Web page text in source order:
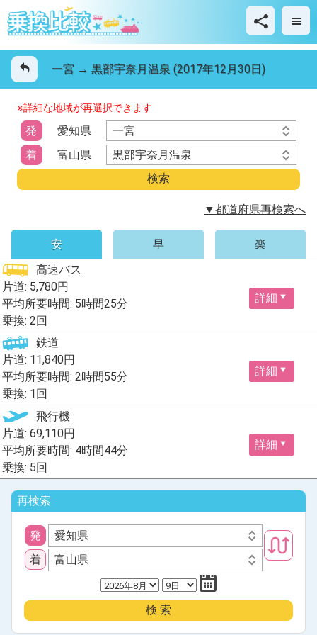
一宮 → 黒部宇奈月温泉 (2017年12月30日)
※詳細な地域が再選択できます
発 愛知県
一宮
着
富山県 黒部宇奈月温泉
▼都道府県再検索へ
安 早
楽
高速バス
片道: 5,780円
平均所要時間: 5時間25分
乗換: 2回
詳細
鉄道
片道: 11,840円
平均所要時間: 2時間55分
乗換: 1回
詳細
飛行機
片道: 69,110円
平均所要時間: 4時間44分
乗換: 5回
詳細
再検索
発
愛知県
着
富山県